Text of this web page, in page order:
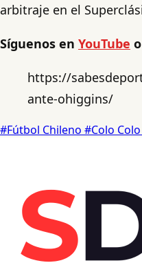
arbitraje en el
Síguenos en YouTube o
https://
ante-ohiggins/
#Fútbol Chileno #Colo Colo